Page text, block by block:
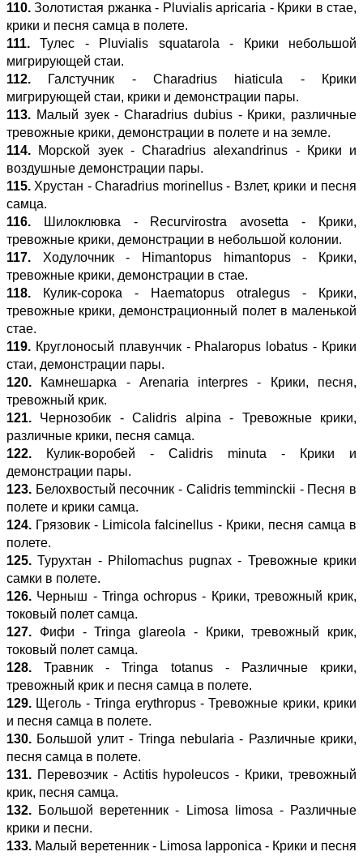
110. Золотистая ржанка - Pluvialis apricaria - Крики в стае,
крики и песня самца в полете.
111. Тулес - Pluvialis squatarola - Крики небольшой
мигрирующей стаи.
112. Галстучник - Charadrius hiaticula - Крики
мигрирующей стаи, крики и демонстрации пары.
113. Малый зуек - Charadrius dubius - Крики, различные
тревожные крики, демонстрации в полете и на земле.
114. Морской зуек - Charadrius alexandrinus - Крики и
воздушные демонстрации пары.
115. Хрустан - Charadrius morinellus - Взлет, крики и песня
самца.
116. Шилоклювка - Recurvirostra avosetta - Крики,
тревожные крики, демонстрации в небольшой колонии.
117. Ходулочник - Himantopus himantopus - Крики,
тревожные крики, демонстрации в стае.
118. Кулик-сорока - Haematopus otralegus - Крики,
тревожные крики, демонстрационный полет в маленькой
стае.
119. Круглоносый плавунчик - Phalaropus lobatus - Крики
стаи, демонстрации пары.
120. Камнешарка - Arenaria interpres - Крики, песня,
тревожный крик.
121. Чернозобик - Calidris alpina - Тревожные крики,
различные крики, песня самца.
122. Кулик-воробей - Calidris minuta - Крики и
демонстрации пары.
123. Белохвостый песочник - Calidris temminckii - Песня в
полете и крики самца.
124. Грязовик - Limicola falcinellus - Крики, песня самца в
полете.
125. Турухтан - Philomachus pugnax - Тревожные крики
самки в полете.
126. Черныш - Tringa ochropus - Крики, тревожный крик,
токовый полет самца.
127. Фифи - Tringa glareola - Крики, тревожный крик,
токовый полет самца.
128. Травник - Tringa totanus - Различные крики,
тревожный крик и песня самца в полете.
129. Щеголь - Tringa erythropus - Тревожные крики, крики
и песня самца в полете.
130. Большой улит - Tringa nebularia - Различные крики,
песня самца в полете.
131. Перевозчик - Actitis hypoleucos - Крики, тревожный
крик, песня самца.
132. Большой веретенник - Limosa limosa - Различные
крики и песни.
133. Малый веретенник - Limosa lapponica - Крики и песня